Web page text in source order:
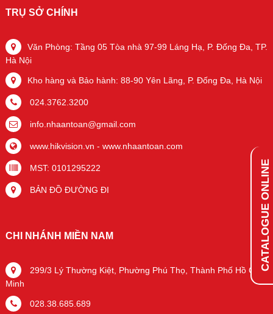
CATALOGUE ONLINE
TRỤ SỞ CHÍNH
Văn Phòng: Tầng 05 Tòa nhà 97-99 Láng Hạ, P. Đống Đa, TP.
Hà Nội
Kho hàng và Bảo hành: 88-90 Yên Lãng, P. Đống Đa, Hà Nội
024.3762.3200
info.nhaantoan@gmail.com
www.hikvision.vn - www.nhaantoan.com
MST: 0101295222
BẢN ĐỒ ĐƯỜNG ĐI
CHI NHÁNH MIỀN NAM
299/3 Lý Thường Kiệt, Phường Phú Thọ, Thành Phố Hồ Chí
Minh
028.38.685.689